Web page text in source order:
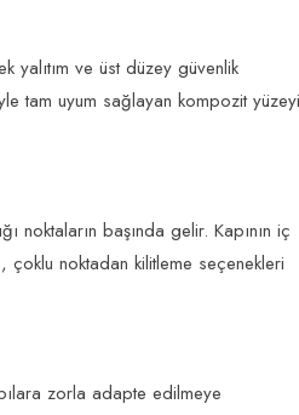
yalıtım ve üst düzey güvenlik
tam uyum sağlayan kompozit yüzeyi
noktaların başında gelir. Kapının iç
çoklu noktadan kilitleme seçenekleri
zorla adapte edilmeye